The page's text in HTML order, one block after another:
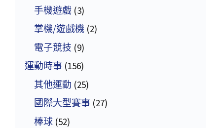
手機遊戲 (3)
掌機/遊戲機 (2)
電子競技 (9)
運動時事 (156)
其他運動 (25)
國際大型賽事 (27)
棒球 (52)